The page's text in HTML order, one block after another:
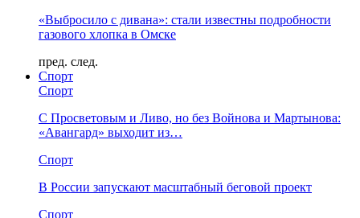
«Выбросило с дивана»: стали известны подробности
газового хлопка в Омске
пред. след.
Спорт
Спорт
С Просветовым и Ливо, но без Войнова и Мартынова:
«Авангард» выходит из…
Спорт
В России запускают масштабный беговой проект
Спорт